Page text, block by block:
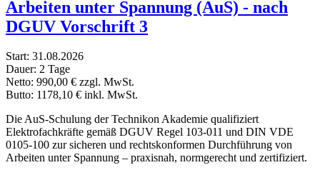
Arbeiten unter Spannung (AuS) - nach
DGUV Vorschrift 3
Start: 31.08.2026
Dauer: 2 Tage
Netto: 990,00 € zzgl. MwSt.
Butto: 1178,10 € inkl. MwSt.
Die AuS-Schulung der Technikon Akademie qualifiziert
Elektrofachkräfte gemäß DGUV Regel 103-011 und DIN VDE
0105-100 zur sicheren und rechtskonformen Durchführung von
Arbeiten unter Spannung – praxisnah, normgerecht und zertifiziert.